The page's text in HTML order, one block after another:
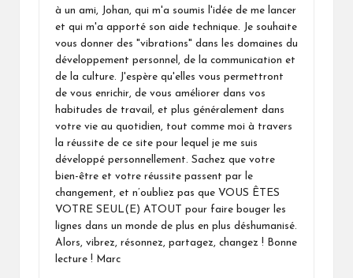
à un ami, Johan, qui m'a soumis l'idée de me lancer
et qui m'a apporté son aide technique. Je souhaite
vous donner des "vibrations" dans les domaines du
développement personnel, de la communication et
de la culture. J'espère qu'elles vous permettront
de vous enrichir, de vous améliorer dans vos
habitudes de travail, et plus généralement dans
votre vie au quotidien, tout comme moi à travers
la réussite de ce site pour lequel je me suis
développé personnellement. Sachez que votre
bien-être et votre réussite passent par le
changement, et n’oubliez pas que VOUS ÊTES
VOTRE SEUL(E) ATOUT pour faire bouger les
lignes dans un monde de plus en plus déshumanisé.
Alors, vibrez, résonnez, partagez, changez ! Bonne
lecture ! Marc